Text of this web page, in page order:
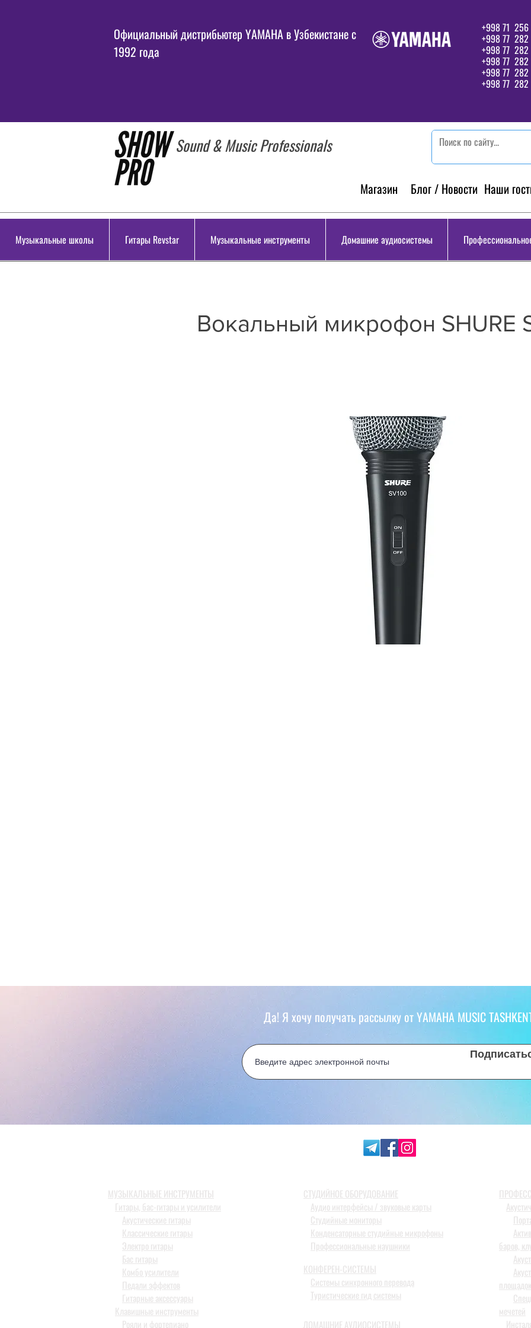
Официальный дистрибьютер YAMAHA в Узбекистане c
1992 года
+998 71
+998 77 282
+998 77
+998 77
+998 77
+998 77
Sound & Music Professionals
Магазин Блог / Новости Наши
Музыкальные школы Гитары Revstar Музыкальные инструменты Домашние аудиосистемы
Вокальный микрофон SHURE
Да! Я хочу получать рассылку от YAMAHA MUSIC
МУЗЫКАЛЬНЫЕ ИНСТРУМЕНТЫ
Гитары, бас-гитары и усилители
Акустические гитары
Классические гитары
Электро гитары
Бас гитары
Комбо усилители
Педали эффектов
Гитарные аксессуары
Клавишные инструменты
Рояли и фортепиано
СТУДИЙНОЕ ОБОРУДОВАНИЕ
Аудио интерфейсы / звуковые карты
Студийные мониторы
Конденсаторные студийные микрофоны
Профессиональные наушники
КОНФЕРЕН-СИСТЕМЫ
Системы синхронного перевода
Туристические гид системы
ДОМАШНИЕ АУДИОСИСТЕМЫ
баров,
площадок
мечетей